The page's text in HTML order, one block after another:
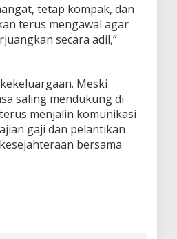
tetap kompak, dan
terus mengawal agar
secara adil,”
Meski
saling mendukung di
menjalin komunikasi
gaji dan pelantikan
bersama